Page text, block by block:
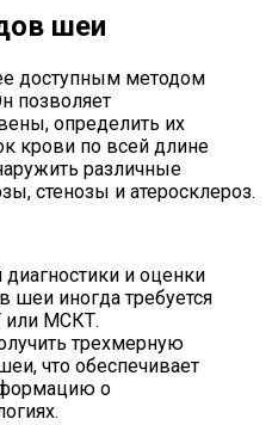
шеи
доступным методом
позволяет
определить их
крови по всей длине
различные
стенозы и атеросклероз.
и оценки
шеи иногда требуется
МСКТ.
трехмерную
что обеспечивает
о